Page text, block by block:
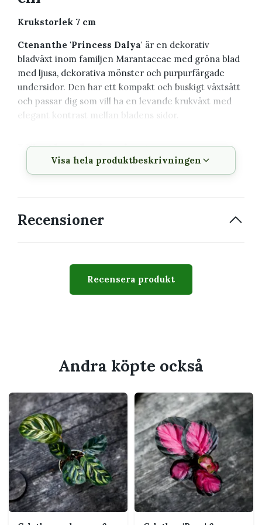
Krukstorlek 7 cm
Ctenanthe 'Princess Dalya' är en dekorativ
bladväxt inom familjen Marantaceae med gröna blad
med ljusa, dekorativa mönster och purpurfärgade
undersidor. Den har ett kompakt och buskigt växtsätt
och passar dig som vill ha en levande krukväxt med
elegant kontrast mellan bladens sidor.
Växtbeskrivning
Familj
Kompakt och buskigt
Medel
Ljust till halvskuggigt rum utan direkt sol
Badrum med fönster eller plats med högre
luftfuktighet
Dig som gillar mönstrade och levande blad
Husdjurssäkrare hem
Utseende
Visa hela produktbeskrivningen
Recensioner
Recensera produkt
Andra köpte också